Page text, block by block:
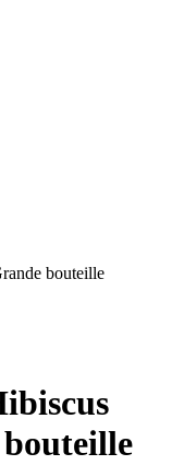
bouteille